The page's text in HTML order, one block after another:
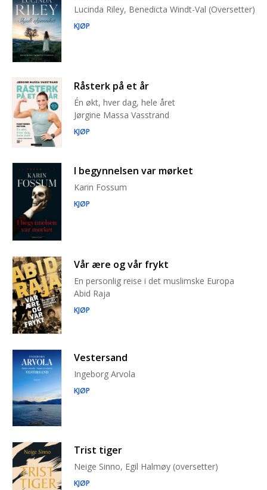
Lucinda Riley, Benedicta Windt-Val (Oversetter)
KJØP
Råsterk på et år
Én økt, hver dag, hele året
Jørgine Massa Vasstrand
KJØP
I begynnelsen var mørket
Karin Fossum
KJØP
Vår ære og vår frykt
En personlig reise i det muslimske Europa
Abid Raja
KJØP
Vestersand
Ingeborg Arvola
KJØP
Trist tiger
Neige Sinno, Egil Halmøy (oversetter)
KJØP